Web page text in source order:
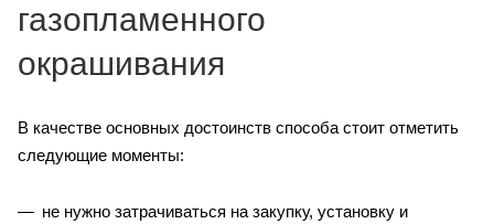
газопламенного
окрашивания
В качестве основных достоинств способа стоит отметить
следующие моменты:
не нужно затрачиваться на закупку, установку и